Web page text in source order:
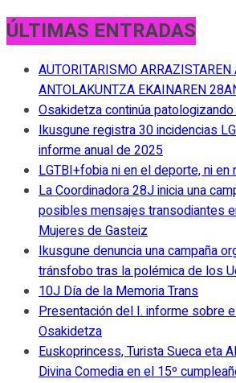
ÚLTIMAS ENTRADAS
AUTORITARISMO ARRAZISTAREN
ANTOLAKUNTZA EKAINAREN
Osakidetza continúa
Ikusgune registra 30 incidencias
informe anual de 2025
LGTBI+fobia ni en el deporte, ni en
La Coordinadora 28J inicia una
posibles mensajes transodiantes
Mujeres de Gasteiz
Ikusgune denuncia una campaña
tránsfobo tras la polémica de los
10J Día de la Memoria Trans
Presentación del I. informe sobre
Osakidetza
Euskoprincess, Turista Sueca eta
Divina Comedia en el 15º